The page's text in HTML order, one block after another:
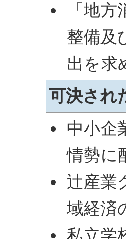
「地
整備及
出を求
可決され
中小企
情勢に
辻産業
域経済